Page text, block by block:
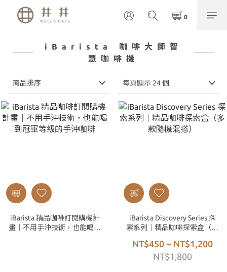
iBarista 咖啡大師智
慧咖啡機
商品排序 每頁顯示 24 個
iBarista 精品咖啡訂閱購機計
畫｜不用手沖技術，也能喝到
iBarista Discovery Series 探
索系列｜精品咖啡探索盒（多
NT$450 ~ NT$1,200
NT$1,800